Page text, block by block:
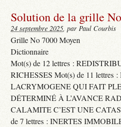
Solution de la grille
24 septembre 2025, par Paul Courbis
Grille No 7000 Moyen
Dictionnaire
Mot(s) de 12 lettres :
RICHESSES Mot(s) de 11
LACRYMOGENE QUI FAIT
DÉTERMINÉ À L’AVANCE
CALAMITE C’EST UNE
de 7 lettres : INERTES